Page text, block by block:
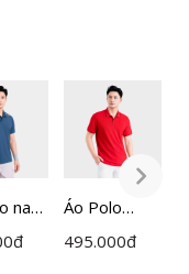
nam
đ
Áo Polo
Ngắn Tay
495.000đ